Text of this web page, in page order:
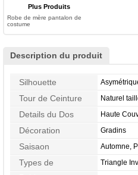
Plus Produits
Robe de mère pantalon de
costume
Description du produit
Silhouette
Tour de Ceinture Naturel
Details du Dos Haute
Décoration Gradins
Saisaon Automne,
Types de
Triangle